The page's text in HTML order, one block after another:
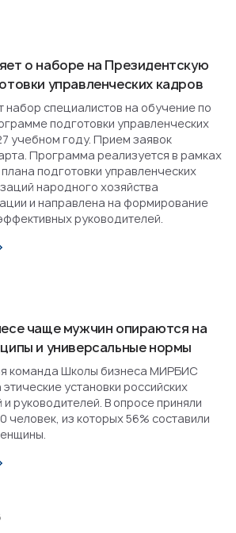
о наборе на Президентскую
управленческих кадров
специалистов на обучение по
подготовки управленческих
учебном году. Прием заявок
Программа реализуется в рамках
подготовки управленческих
народного хозяйства
и направлена на формирование
руководителей.
чаще мужчин опираются на
и универсальные нормы
команда Школы бизнеса МИРБИС
установки российских
руководителей. В опросе приняли
человек, из которых 56% составили